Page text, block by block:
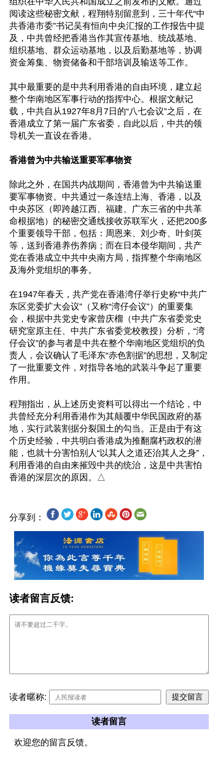
阅读这些秘密文献，程翔特别留意到，三十年代“中
共香港市委”书记吴有恒向中央汇报的工作报告中提
及，中共曾经把香港当作其宣传基地、统战基地、
组织基地、群众运动基地，以及后勤基地等，协调
资金筹集、物资储备和干部培训及输送等工作。
其中最重要的是中共利用香港的自由环境，建立起
整个华南地区军事行动的指挥中心。根据文献记
载，中共自从1927年8月7日的“八七会议”之后，在
香港成立了第一届广东省委，自此以后，中共的领
导机关一直设在香港。
香港曾为中共输送重要军事物资
除此之外，在国共内战期间，香港曾为中共输送重
要军事物资。中共通过一条连结上海、香港，以及
中央苏区（即跨越江西、福建、广东三省的中共革
命根据地）的秘密交通线接收苏联军火，还把200多
个重要领导干部，包括：周恩来、刘少奇、叶剑英
等，送到香港养伤养病；而在日本侵华期间，共产
党在香港成立中共中央南方局，指挥整个华南地区
及海外党组织的事务。
在1947年春天，共产党在香港湾仔举行史称“中共广
东区党委扩大会议”（又称“湾仔会议”）的重要集
会，根据中共党史专家曾庆榴（中共广东省委党史
研究室原主任、中共广东省委党校教授）分析，“湾
仔会议”的参与者是中共在整个华南地区党组织的负
责人，会议确认了毛泽东“赤色割据”的思想，又制定
了一批重要文件，对指导各地的武装斗争起了重要
作用。
程翔指出，从上述历史资料可以得出一个结论，中
共曾经充分利用香港作为其颠覆中华民国政府的基
地，实行武装割据分裂国土的勾当。正是由于有这
个历史经验，中共明白香港成为推翻腐朽政权的潜
能，也就十分害怕别人“以其人之道还治其人之身”，
利用香港的自由来摧毁中共的统治，这是中共害怕
分享到：
读者留言反馈:
读者暱称:
读者留言
欢迎您的留言反馈。